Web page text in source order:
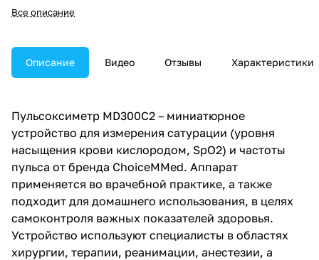
Все описание
Описание Видео Отзывы Характеристики
Пульсоксиметр MD300C2 – миниатюрное
устройство для измерения сатурации (уровня
насыщения крови кислородом, SpO2) и частоты
пульса от бренда ChoiceMMed. Аппарат
применяется во врачебной практике, а также
подходит для домашнего использования, в целях
самоконтроля важных показателей здоровья.
Устройство используют специалисты в областях
хирургии, терапии, реанимации, анестезии, а